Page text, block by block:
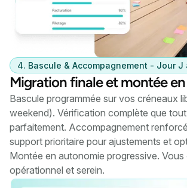
4. Bascule & Accompagnement - Jour J
Migration finale et montée
Bascule programmée sur vos créneaux
weekend). Vérification complète que
parfaitement. Accompagnement
support prioritaire pour ajustements et
Montée en autonomie progressive. Vous
opérationnel et serein.